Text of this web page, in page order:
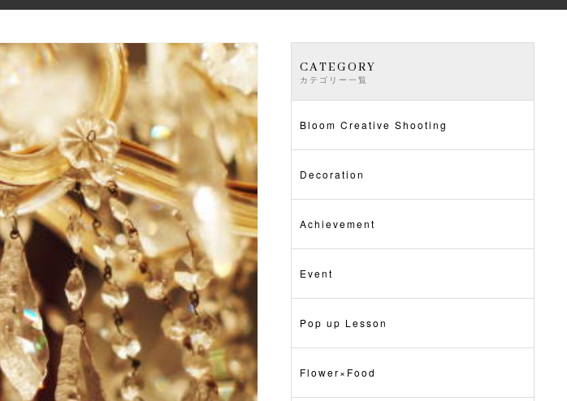
CATEGORY
カテゴリー一覧
Bloom Creative Shooting
Decoration
Achievement
Event
Pop up Lesson
Flower×Food